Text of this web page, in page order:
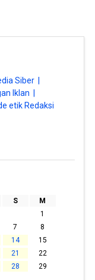
Siber |
Iklan |
etik Redaksi
S
M
1
7
8
14
15
21
22
28
29